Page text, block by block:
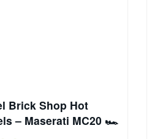
Brick Shop Hot
– Maserati MC20 🏎️